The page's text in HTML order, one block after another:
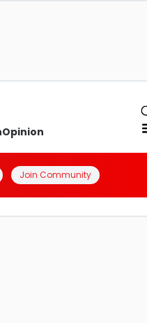
Opinion
Join Community